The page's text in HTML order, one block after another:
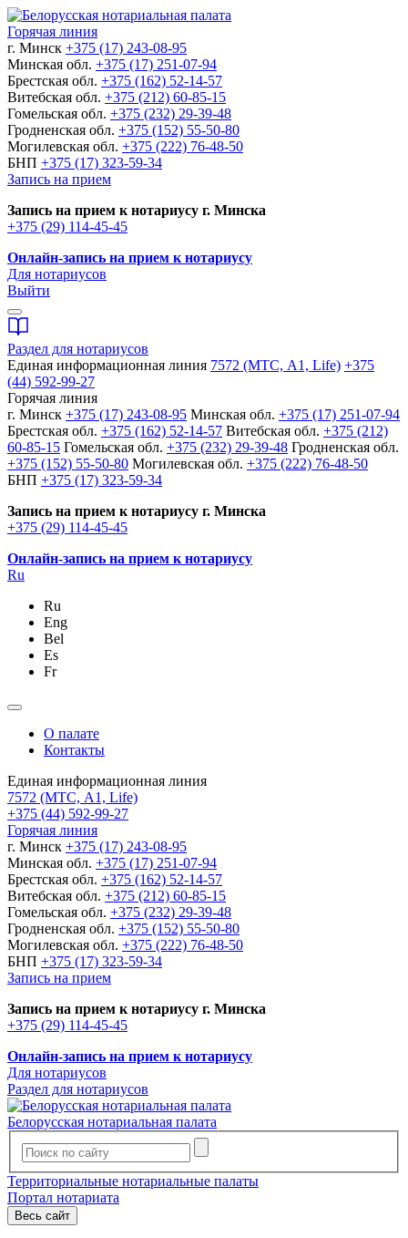
Горячая линия
г. Минск +375 (17) 243-08-95
Минская обл. +375 (17) 251-07-94
Брестская обл. +375 (162) 52-14-57
Витебская обл. +375 (212) 60-85-15
Гомельская обл. +375 (232) 29-39-48
Гродненская обл. +375 (152) 55-50-80
Могилевская обл. +375 (222) 76-48-50
БНП +375 (17) 323-59-34
Запись на прием
Запись на прием к нотариусу г. Минска
+375 (29) 114-45-45
Онлайн-запись на прием к нотариусу
Для нотариусов
Выйти
Раздел для нотариусов
Единая информационная линия 7572 (МТС, A1, Life) +375
(44) 592-99-27
Горячая линия
г. Минск +375 (17) 243-08-95 Минская обл. +375 (17) 251-07-94
Брестская обл. +375 (162) 52-14-57 Витебская обл. +375 (212)
60-85-15 Гомельская обл. +375 (232) 29-39-48 Гродненская обл.
+375 (152) 55-50-80 Могилевская обл. +375 (222) 76-48-50
БНП +375 (17) 323-59-34
Запись на прием к нотариусу г. Минска
+375 (29) 114-45-45
Онлайн-запись на прием к нотариусу
Ru
Ru
Eng
Bel
Es
Fr
О палате
Контакты
Единая информационная линия
7572 (МТС, A1, Life)
+375 (44) 592-99-27
Горячая линия
г. Минск +375 (17) 243-08-95
Минская обл. +375 (17) 251-07-94
Брестская обл. +375 (162) 52-14-57
Витебская обл. +375 (212) 60-85-15
Гомельская обл. +375 (232) 29-39-48
Гродненская обл. +375 (152) 55-50-80
Могилевская обл. +375 (222) 76-48-50
БНП +375 (17) 323-59-34
Запись на прием
Запись на прием к нотариусу г. Минска
+375 (29) 114-45-45
Онлайн-запись на прием к нотариусу
Для нотариусов
Раздел для нотариусов
Белорусская нотариальная палата
Территориальные нотариальные палаты
Портал нотариата
Весь сайт